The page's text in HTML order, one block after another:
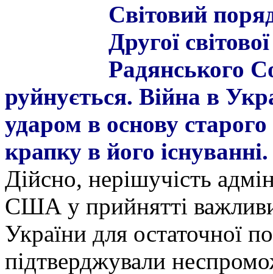
Світовий
Другої
Радянського
руйнується. Війна в
ударом в основу
крапку в його існуванні.
Дійсно, нерішучість
США у прийнятті
України для остаточної
підтверджували